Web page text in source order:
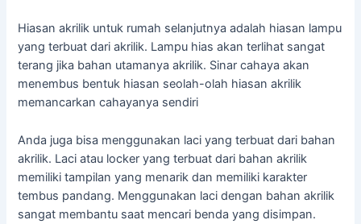
Hiasan akrilik untuk rumah selanjutnya adalah hiasan lampu
yang terbuat dari akrilik. Lampu hias akan terlihat sangat
terang jika bahan utamanya akrilik. Sinar cahaya akan
menembus bentuk hiasan seolah-olah hiasan akrilik
memancarkan cahayanya sendiri
Anda juga bisa menggunakan laci yang terbuat dari bahan
akrilik. Laci atau locker yang terbuat dari bahan akrilik
memiliki tampilan yang menarik dan memiliki karakter
tembus pandang. Menggunakan laci dengan bahan akrilik
sangat membantu saat mencari benda yang disimpan.